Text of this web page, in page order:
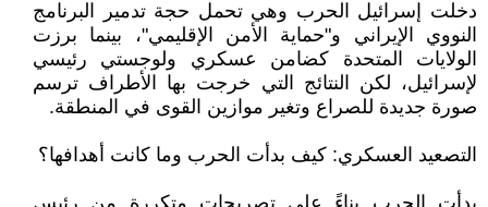
دخلت إسرائيل الحرب وهي تحمل حجة تدمير البرنامج
النووي الإيراني و"حماية الأمن الإقليمي"، بينما برزت
الولايات المتحدة كضامن عسكري ولوجستي رئيسي
لإسرائيل، لكن النتائج التي خرجت بها الأطراف ترسم
صورة جديدة للصراع وتغير موازين القوى في المنطقة.
التصعيد العسكري: كيف بدأت الحرب وما كانت أهدافها؟